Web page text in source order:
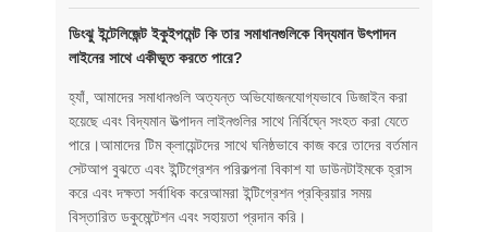
ডিংঝু ইন্টেলিজেন্ট ইকুইপমেন্ট কি তার সমাধানগুলিকে বিদ্যমান উৎপাদন
লাইনের সাথে একীভূত করতে পারে?
হ্যাঁ, আমাদের সমাধানগুলি অত্যন্ত অভিযোজনযোগ্যভাবে ডিজাইন করা
হয়েছে এবং বিদ্যমান উত্পাদন লাইনগুলির সাথে নির্বিঘ্নে সংহত করা যেতে
পারে।আমাদের টিম ক্লায়েন্টদের সাথে ঘনিষ্ঠভাবে কাজ করে তাদের বর্তমান
সেটআপ বুঝতে এবং ইন্টিগ্রেশন পরিকল্পনা বিকাশ যা ডাউনটাইমকে হ্রাস
করে এবং দক্ষতা সর্বাধিক করেআমরা ইন্টিগ্রেশন প্রক্রিয়ার সময়
বিস্তারিত ডকুমেন্টেশন এবং সহায়তা প্রদান করি।